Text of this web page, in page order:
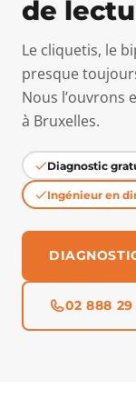
de
Le cliquetis, le
presque
Nous l’ouvrons
à Bruxelles.
Diagnostic
Ingénieur en
02 888 29